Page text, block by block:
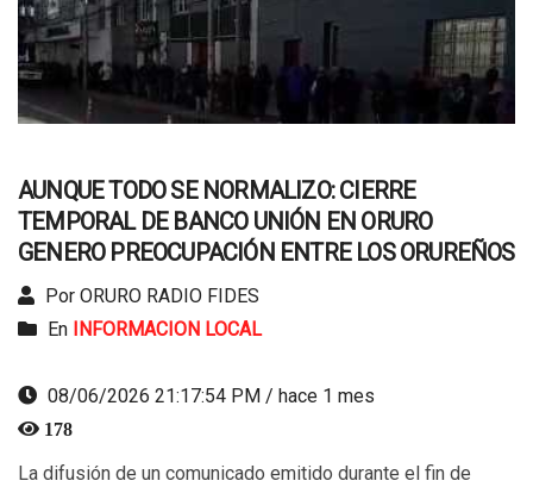
AUNQUE TODO SE NORMALIZO: CIERRE
TEMPORAL DE BANCO UNIÓN EN ORURO
GENERO PREOCUPACIÓN ENTRE LOS ORUREÑOS
Por ORURO RADIO FIDES
En
INFORMACION LOCAL
08/06/2026 21:17:54 PM / hace 1 mes
178
La difusión de un comunicado emitido durante el fin de